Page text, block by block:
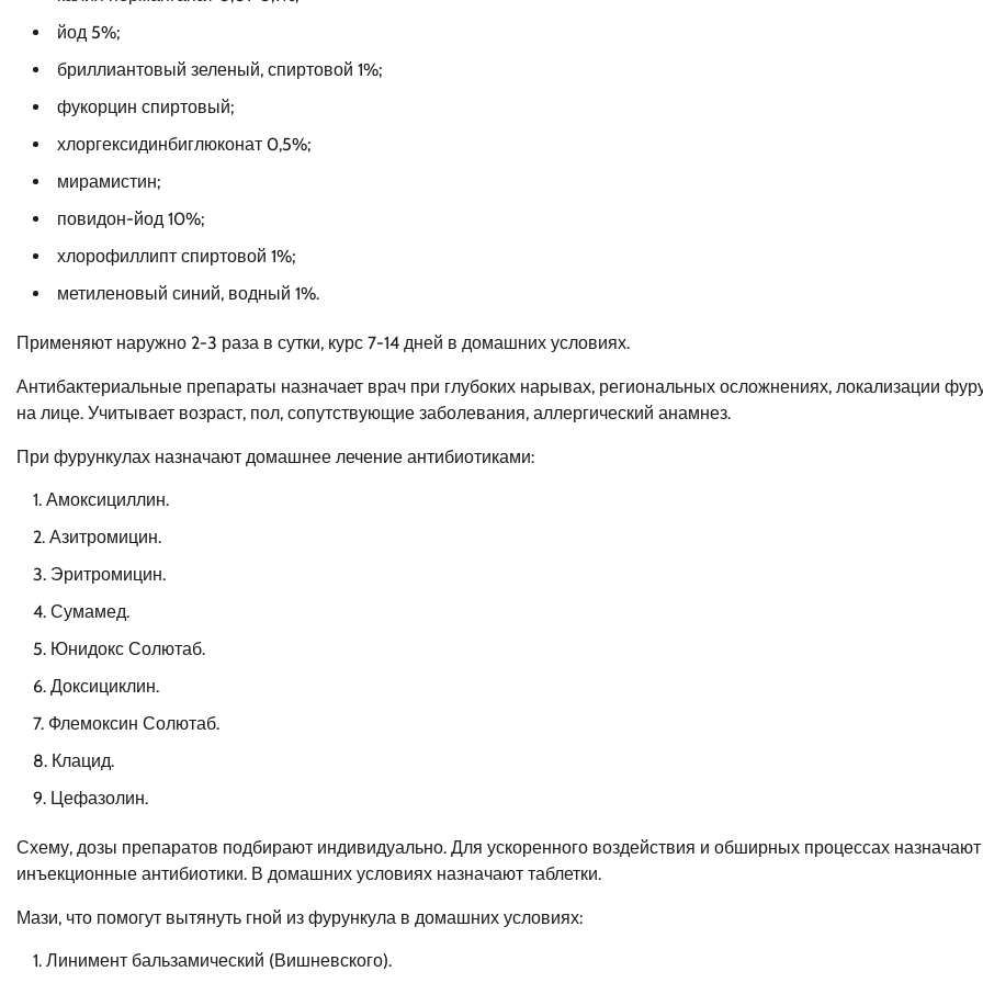
йод 5%;
бриллиантовый зеленый, спиртовой 1%;
фукорцин спиртовый;
хлоргексидинбиглюконат 0,5%;
мирамистин;
повидон-йод 10%;
хлорофиллипт спиртовой 1%;
метиленовый синий, водный 1%.
Применяют наружно 2-3 раза в сутки, курс 7-14 дней в домашних условиях.
Антибактериальные препараты назначает врач при глубоких нарывах, региональных осложнениях, локализации
на лице. Учитывает возраст, пол, сопутствующие заболевания, аллергический анамнез.
При фурункулах назначают домашнее лечение антибиотиками:
Амоксициллин.
Азитромицин.
Эритромицин.
Сумамед.
Юнидокс Солютаб.
Доксициклин.
Флемоксин Солютаб.
Клацид.
Цефазолин.
Схему, дозы препаратов подбирают индивидуально. Для ускоренного воздействия и обширных процессах назначают
инъекционные антибиотики. В домашних условиях назначают таблетки.
Мази, что помогут вытянуть гной из фурункула в домашних условиях:
Линимент бальзамический (Вишневского).